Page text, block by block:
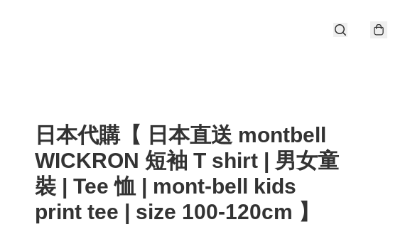
日本代購【 日本直送 montbell
WICKRON 短袖 T shirt | 男女童
裝 | Tee 恤 | mont-bell kids
print tee | size 100-120cm 】